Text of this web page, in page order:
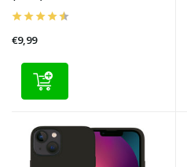
€9,99